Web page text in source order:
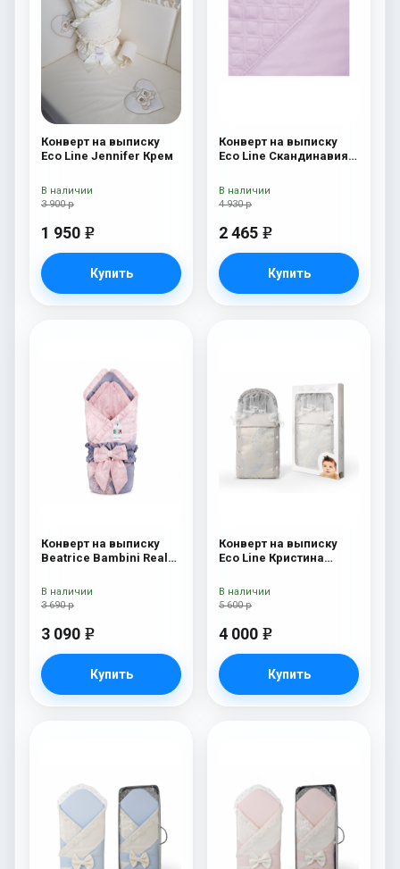
Конверт на выписку
Eco Line Jennifer Крем
3 900 р
1 950 e
Купить
В наличии
Конверт на выписку
Eco Line Скандинавия
4 930 р
2 465 e
Купить
В наличии
Конверт на выписку
Beatrice Bambini Reale
3 690 р
3 090 e
Купить
В наличии
Конверт на выписку
Eco Line Кристина
5 600 р
4 000 e
Купить
В наличии